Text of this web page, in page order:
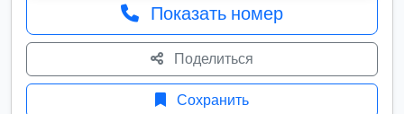
Показать номер
Поделиться
Сохранить